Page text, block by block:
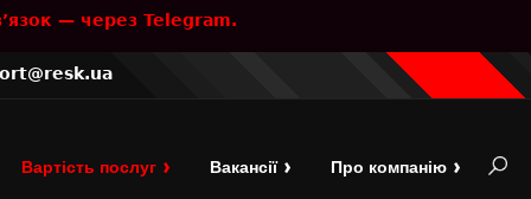
— через Telegram.
Вартість послуг Вакансії Про компанію
OPEN